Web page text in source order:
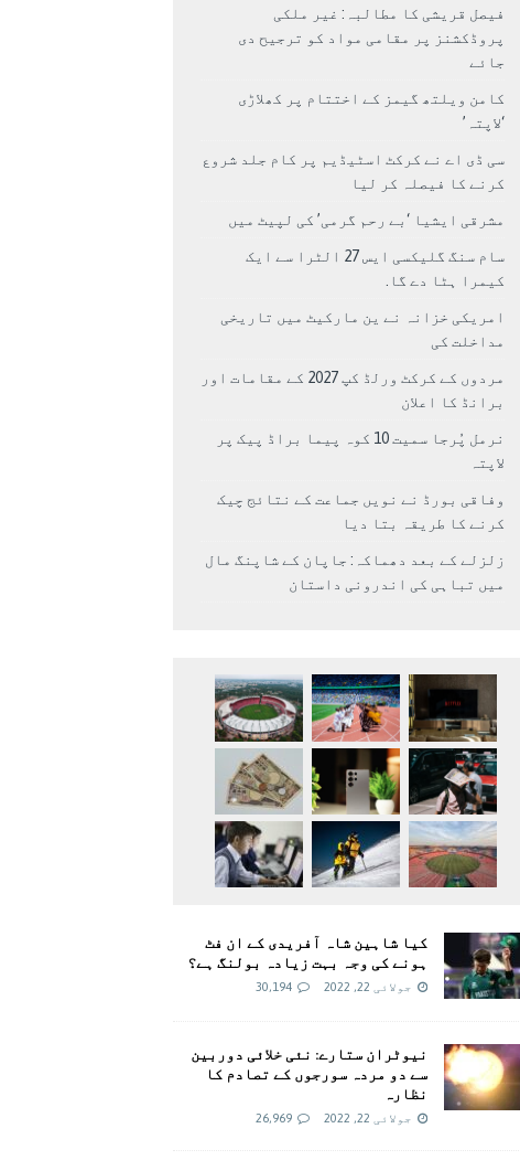
فیصل قریشی کا مطالبہ: غیر ملکی
پروڈکشنز پر مقامی مواد کو ترجیح دی
جائے
کامن ویلتھ گیمز کے اختتام پر کھلاڑی
‘لاپتہ’
سی ڈی اے نے کرکٹ اسٹیڈیم پر کام جلد شروع
کرنے کا فیصلہ کر لیا
مشرقی ایشیا ‘بے رحم گرمی’ کی لپیٹ میں
سام سنگ گلیکسی ایس 27 الٹرا سے ایک
کیمرا ہٹا دے گا.
امریکی خزانہ نے ین مارکیٹ میں تاریخی
مداخلت کی
مردوں کے کرکٹ ورلڈ کپ 2027 کے مقامات اور
برانڈ کا اعلان
نرمل پُرجا سمیت 10 کوہ پیما براڈ پیک پر
لاپتہ
وفاقی بورڈ نے نویں جماعت کے نتائج چیک
کرنے کا طریقہ بتا دیا
زلزلے کے بعد دھماکہ: جاپان کے شاپنگ مال
میں تباہی کی اندرونی داستان
کیا شاہین شاہ آفریدی کے ان فٹ
ہونے کی وجہ بہت زیادہ بولنگ ہے؟
جولائی 22, 2022 30,194
نیوٹران ستارے: نئی خلائی دوربین
سے دو مردہ سورجوں کے تصادم کا
نظارہ
جولائی 22, 2022 26,969